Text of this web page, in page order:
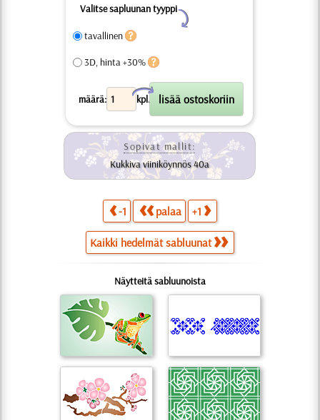
Valitse sapluunan tyyppi
Y
tavallinen
3D, hinta +30%
määrä: kpl.
X
Sopivat mallit:
Kukkiva viiniköynnös 40a
-1 palaa +1
Kaikki hedelmät sabluunat
Näytteitä sabluunoista